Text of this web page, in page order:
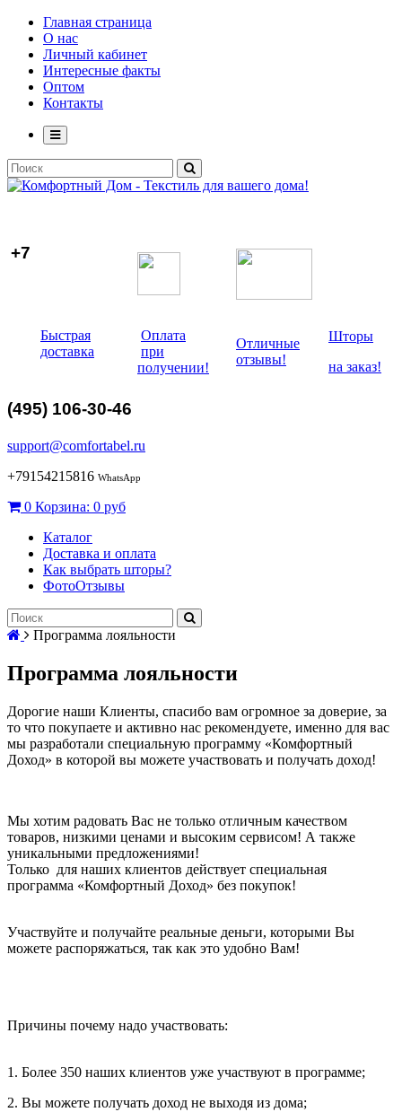
Главная страница
О нас
Личный кабинет
Интересные факты
Оптом
Контакты
Быстрая
доставка
Оплата
при
получении!
Отличные
отзывы!
Шторы
на заказ!
+7
(495) 106-30-46
support@comfortabel.ru
+79154215816 WhatsApp
0 Корзина: 0 руб
Каталог
Доставка и оплата
Как выбрать шторы?
ФотоОтзывы
Программа лояльности
Программа лояльности
Дорогие наши Клиенты, спасибо вам огромное за доверие, за
то что покупаете и активно нас рекомендуете, именно для вас
мы разработали специальную программу «Комфортный
Доход» в которой вы можете участвовать и получать доход!
Мы хотим радовать Вас не только отличным качеством
товаров, низкими ценами и высоким сервисом! А также
уникальными предложениями!
Только для наших клиентов действует специальная
программа «Комфортный Доход» без покупок!
Участвуйте и получайте реальные деньги, которыми Вы
можете распоряжаться, так как это удобно Вам!
Причины почему надо участвовать:
1. Более 350 наших клиентов уже участвуют в программе;
2. Вы можете получать доход не выходя из дома;